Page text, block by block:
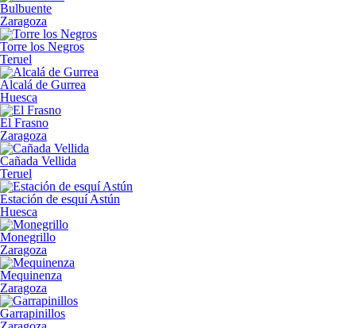
Bulbuente
Zaragoza
Torre los Negros
Teruel
Alcalá de Gurrea
Huesca
El Frasno
Zaragoza
Cañada Vellida
Teruel
Estación de esquí Astún
Huesca
Monegrillo
Zaragoza
Mequinenza
Zaragoza
Garrapinillos